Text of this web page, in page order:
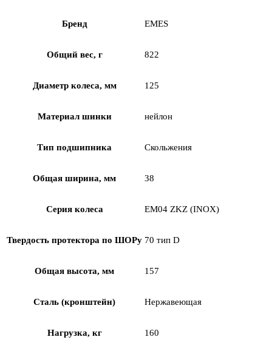
Бренд EMES
Общий вес, г 822
Диаметр колеса, мм 125
Материал шинки нейлон
Тип подшипника Скольжения
Общая ширина, мм 38
Серия колеса EM04 ZKZ (INOX)
Твердость протектора по ШОРу 70 тип D
Общая высота, мм 157
Сталь (кронштейн) Нержавеющая
Нагрузка, кг 160